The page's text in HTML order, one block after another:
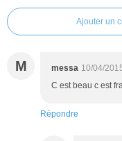
Ajouter un
M messa 10/04/
C est beau c est
Répondre